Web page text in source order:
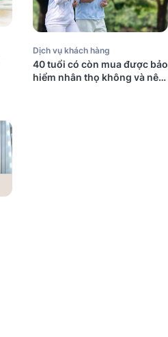
Dịch vụ khách hàng
40 tuổi có còn mua được bảo
hiểm nhân thọ không và nên